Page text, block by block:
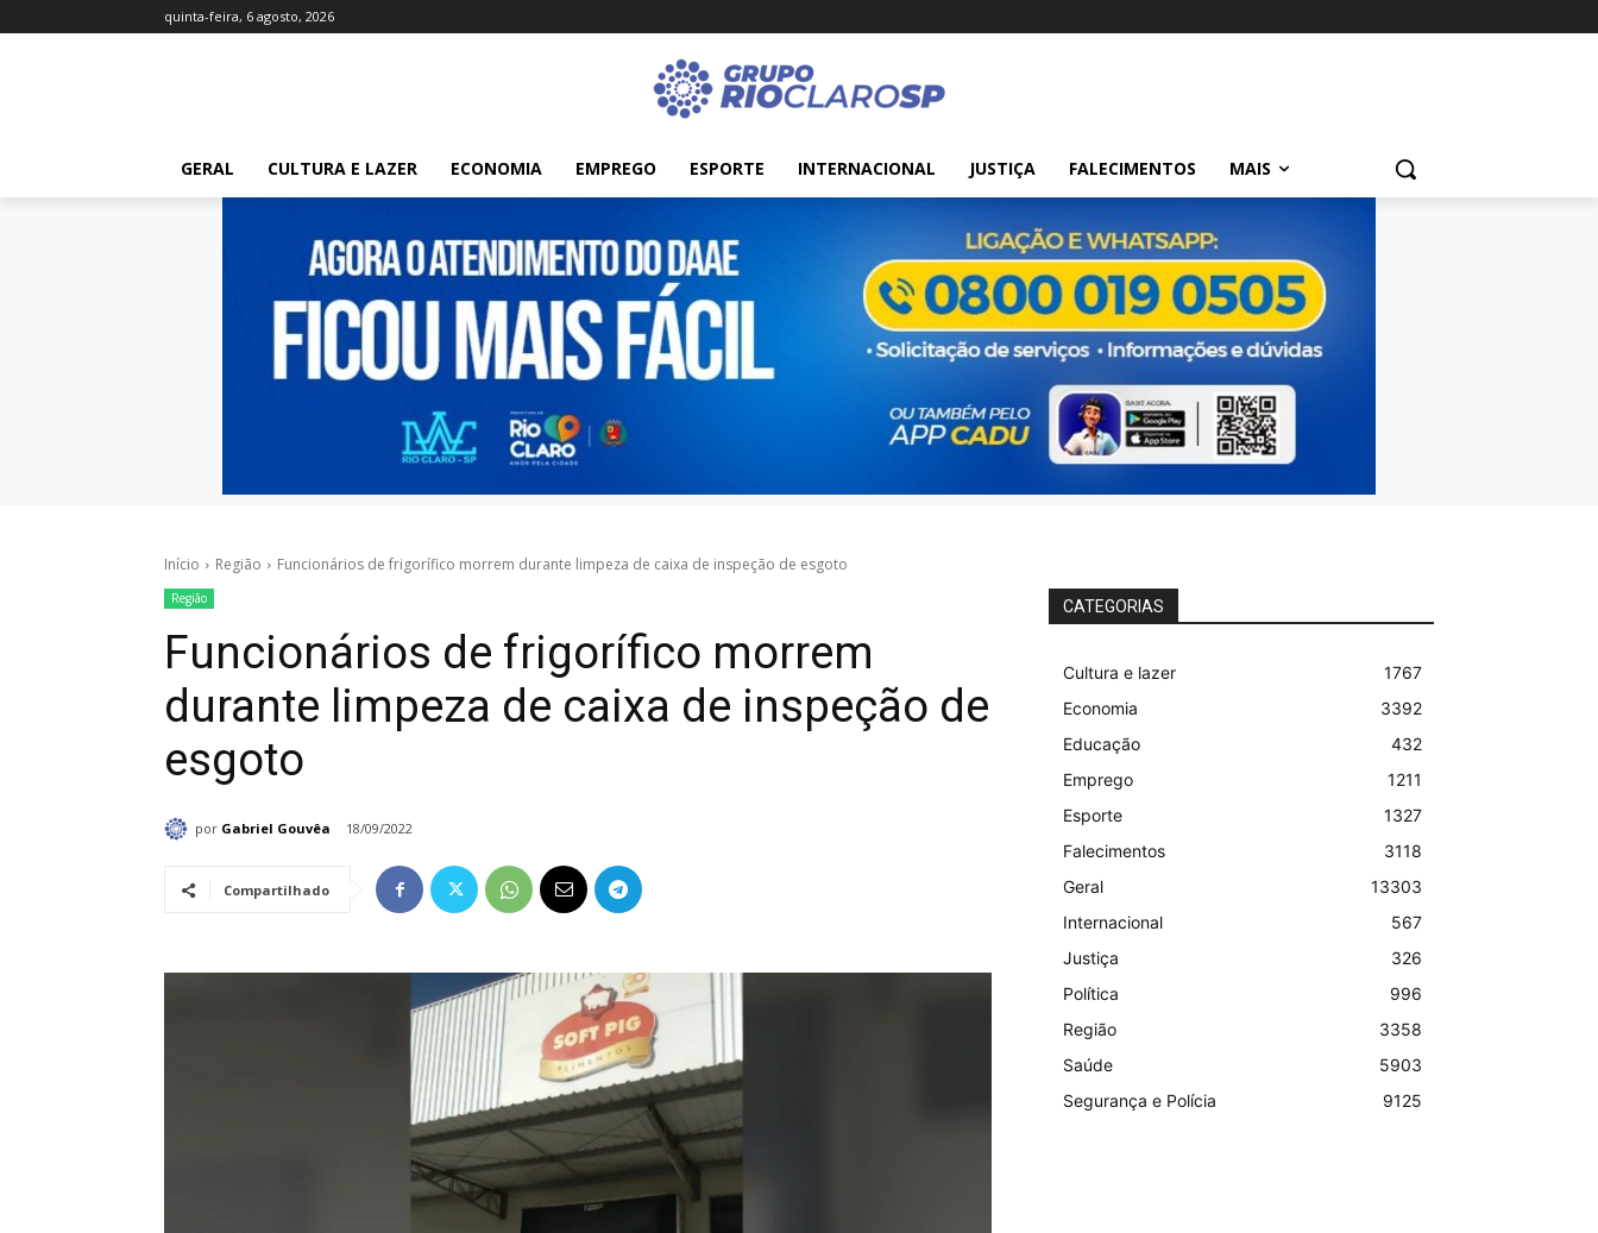
quinta-feira, 6 agosto, 2026
GERAL CULTURA E LAZER ECONOMIA EMPREGO ESPORTE INTERNACIONAL JUSTIÇA FALECIMENTOS MAIS
Início Região Funcionários de frigorífico morrem durante limpeza de caixa de inspeção de esgoto
Região
Funcionários de frigorífico morrem
durante limpeza de caixa de inspeção de
esgoto
por Gabriel Gouvêa 18/09/2022
Compartilhado
CATEGORIAS
Cultura e lazer
1767
Economia
3392
Educação
432
Emprego
1211
Esporte
1327
Falecimentos
3118
Geral
13303
Internacional
567
Justiça
326
Política
996
Região
3358
Saúde
5903
Segurança e Polícia
9125